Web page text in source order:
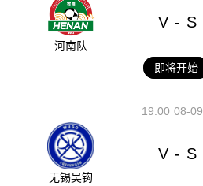
河南队
V - S
即将开始
08-09
19:00
无锡吴钩
V - S